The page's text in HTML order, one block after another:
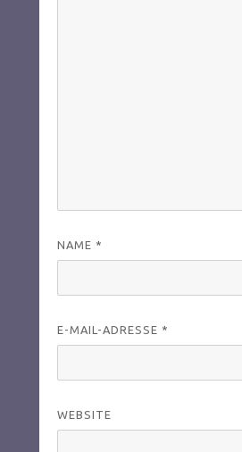
NAME *
E-MAIL-ADRESSE *
WEBSITE